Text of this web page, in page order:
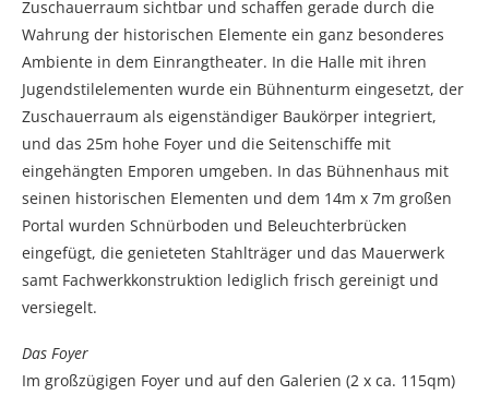
Zuschauerraum sichtbar und schaffen gerade durch die
Wahrung der historischen Elemente ein ganz besonderes
Ambiente in dem Einrangtheater. In die Halle mit ihren
Jugendstilelementen wurde ein Bühnenturm eingesetzt, der
Zuschauerraum als eigenständiger Baukörper integriert,
und das 25m hohe Foyer und die Seitenschiffe mit
eingehängten Emporen umgeben. In das Bühnenhaus mit
seinen historischen Elementen und dem 14m x 7m großen
Portal wurden Schnürboden und Beleuchterbrücken
eingefügt, die genieteten Stahlträger und das Mauerwerk
samt Fachwerkkonstruktion lediglich frisch gereinigt und
versiegelt.
Das Foyer
Im großzügigen Foyer und auf den Galerien (2 x ca. 115qm)